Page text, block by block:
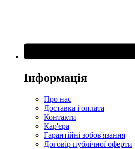
Інформація
Про нас
Доставка і оплата
Контакти
Кар'єра
Гарантійні зобов'язання
Договір публічної оферти